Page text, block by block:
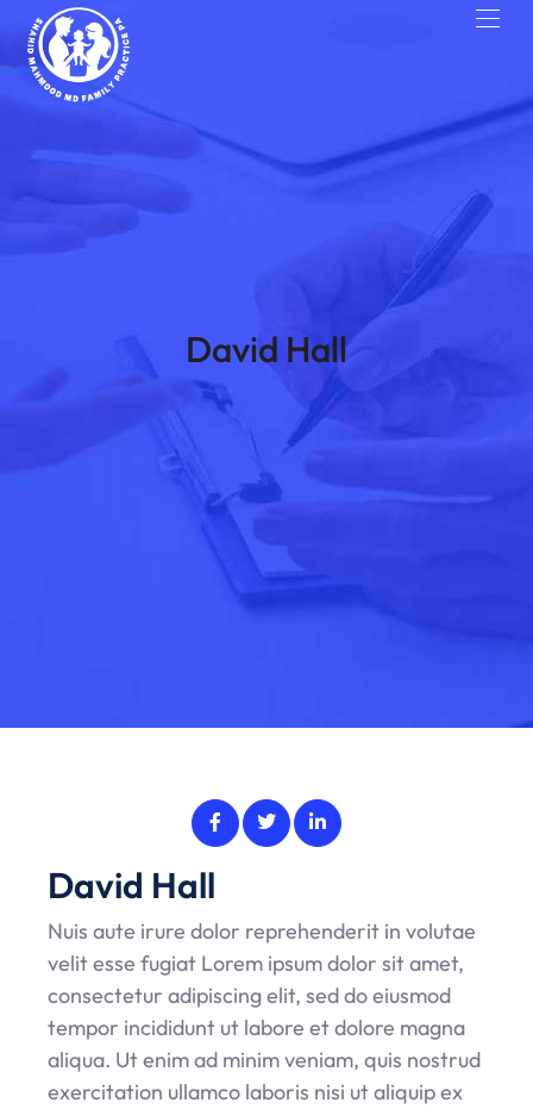
David Hall
David Hall
Nuis aute irure dolor reprehenderit in volutae
velit esse fugiat Lorem ipsum dolor sit amet,
consectetur adipiscing elit, sed do eiusmod
tempor incididunt ut labore et dolore magna
aliqua. Ut enim ad minim veniam, quis nostrud
exercitation ullamco laboris nisi ut aliquip ex